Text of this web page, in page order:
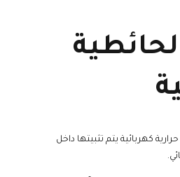
كهربائية يتم تثبيتها داخل